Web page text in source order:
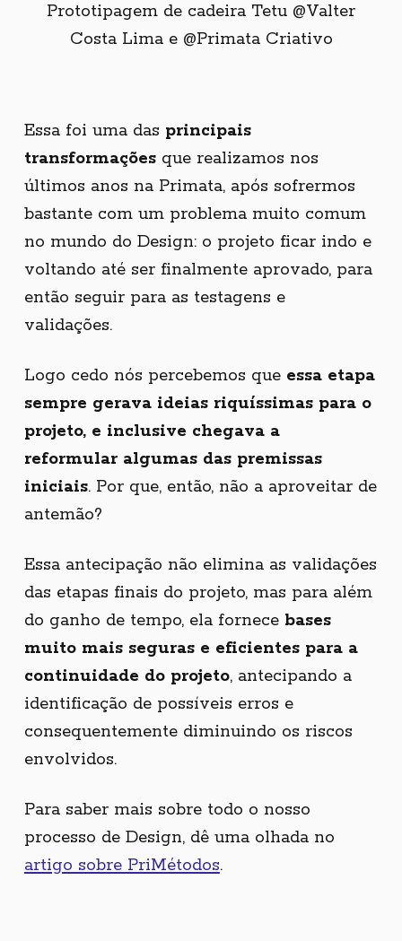
Prototipagem de cadeira Tetu @Valter
Costa Lima e @Primata Criativo
Essa foi uma das principais
transformaçõesque realizamos nos
últimos anos na Primata, após sofrermos
bastante com um problema muito comum
no mundo do Design: o projeto ficar indo e
voltando até ser finalmente aprovado, para
então seguir para as testagens e
validações.
Logo cedo nós percebemos que essa etapa
sempre gerava ideias riquíssimas para o
projeto, e inclusive chegava a
reformular algumas das premissas
iniciais. Por que, então, não a aproveitar de
antemão?
Essa antecipação não elimina as validações
das etapas finais do projeto, mas para além
do ganho de tempo, ela fornece bases
muito mais seguras e eficientes para a
continuidade do projeto, antecipando a
identificação de possíveis erros e
consequentemente diminuindo os riscos
envolvidos.
Para saber mais sobre todo o nosso
processo de Design, dê uma olhada no
artigo sobre PriMétodos.